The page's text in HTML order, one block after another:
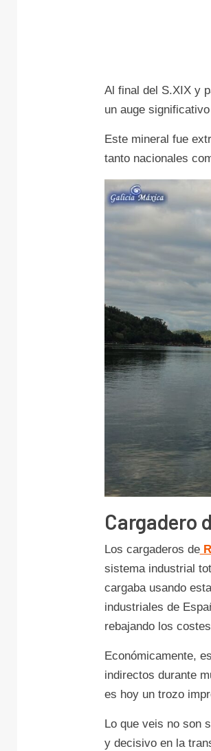
Al final del S.XIX y
un auge
Este mineral fue
tanto nacionales
Cargadero
Los cargaderos de
sistema industrial
cargaba usando
industriales de
rebajando los
Económicamente,
indirectos durante
es hoy un trozo
Lo que veis no son
y decisivo en la